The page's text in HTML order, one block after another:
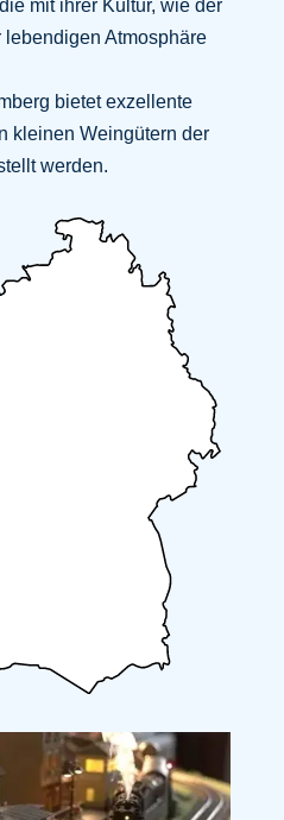
mit ihrer Kultur, wie der
Atmosphäre
bietet exzellente
kleinen Weingütern der
werden.